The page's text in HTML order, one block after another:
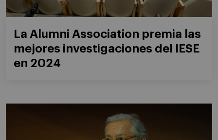
La Alumni Association premia las
mejores investigaciones del IESE
en 2024